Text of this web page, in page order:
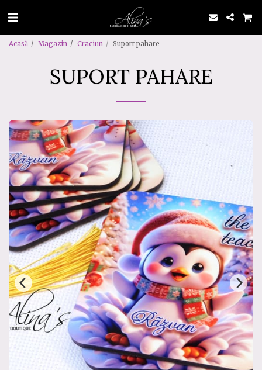
Acasă Magazin Craciun Suport pahare
SUPORT PAHARE